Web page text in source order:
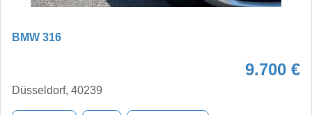
BMW 316
9.700 €
Düsseldorf, 40239